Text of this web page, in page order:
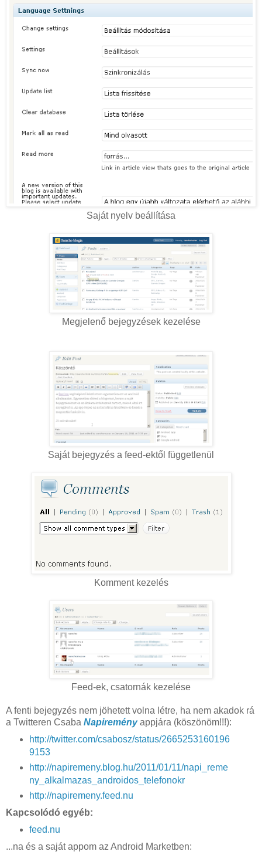
Saját nyelv beállítása
Megjelenő bejegyzések kezelése
Saját bejegyzés a feed-ektől függetlenül
Komment kezelés
Feed-ek, csatornák kezelése
A fenti bejegyzés nem jöhetett volna létre, ha nem akadok rá
a Twitteren Csaba Napiremény appjára (köszönöm!!!):
http://twitter.com/csabosz/status/2665253160196
9153
http://napiremeny.blog.hu/2011/01/11/napi_reme
ny_alkalmazas_androidos_telefonokr
http://napiremeny.feed.nu
Kapcsolódó egyéb:
feed.nu
...na és a saját appom az Android Marketben: